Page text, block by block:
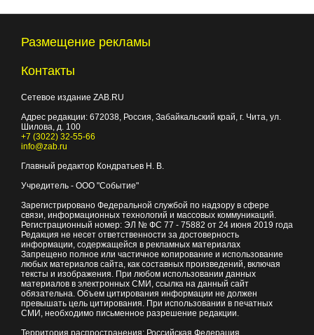
Размещение рекламы
Контакты
Сетевое издание ZAB.RU
Адрес редакции: 672038, Россия, Забайкальский край, г. Чита, ул.
Шилова, д. 100
+7 (3022) 32-55-66
info@zab.ru
Главный редактор Кондратьев Н. В.
Учредитель - ООО "Событие"
Зарегистрировано Федеральной службой по надзору в сфере
связи, информационных технологий и массовых коммуникаций.
Регистрационный номер: ЭЛ № ФС 77 - 75882 от 24 июня 2019 года
Редакция не несет ответственности за достоверность
информации, содержащейся в рекламных материалах
Запрещено полное или частичное копирование и использование
любых материалов сайта, как составных произведений, включая
тексты и изображения. При любом использовании данных
материалов в электронных СМИ, ссылка на данный сайт
обязательна. Объем цитирования информации не должен
превышать цель цитирования. При использовании в печатных
СМИ, необходимо письменное разрешение редакции.
Территория распространения: Российская Федерация,